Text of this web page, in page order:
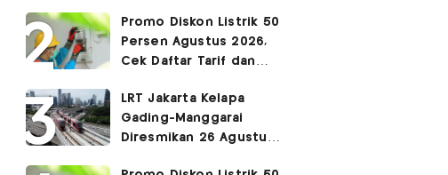
2026
Promo Diskon Listrik 50
Persen Agustus 2026,
Cek Daftar Tarif dan
LRT Jakarta Kelapa
Gading-Manggarai
Diresmikan 26 Agustus